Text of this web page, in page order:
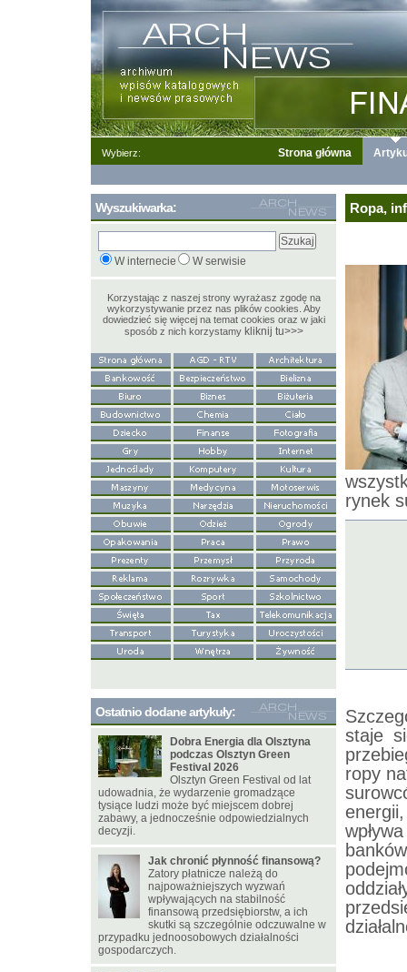
Wybierz: Strona główna
Ropa,
rynek
staje
ropy
Wyszukiwarka:
W internecie W serwisie
Korzystając z naszej strony wyrażasz zgodę na
wykorzystywanie przez nas plików cookies. Aby
dowiedzieć się więcej na temat cookies oraz w jaki
sposób z nich korzystamy kliknij tu>>>
Ostatnio dodane artykuły:
Dobra Energia dla Olsztyna
podczas Olsztyn Green
Festival 2026
Olsztyn Green Festival od lat
udowadnia, że wydarzenie gromadzące
tysiące ludzi może być miejscem dobrej
zabawy, a jednocześnie odpowiedzialnych
decyzji.
Jak chronić płynność finansową?
Zatory płatnicze należą do
najpoważniejszych wyzwań
wpływających na stabilność
finansową przedsiębiorstw, a ich
skutki są szczególnie odczuwalne w
przypadku jednoosobowych działalności
gospodarczych.